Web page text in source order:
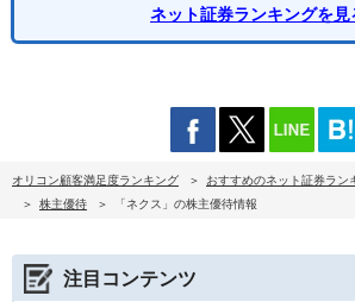
ネット証券ランキングを見
オリコン顧客満足度ランキング おすすめのネット証券ラン
株主優待
「ネクス」の株主優待情報
注目コンテンツ